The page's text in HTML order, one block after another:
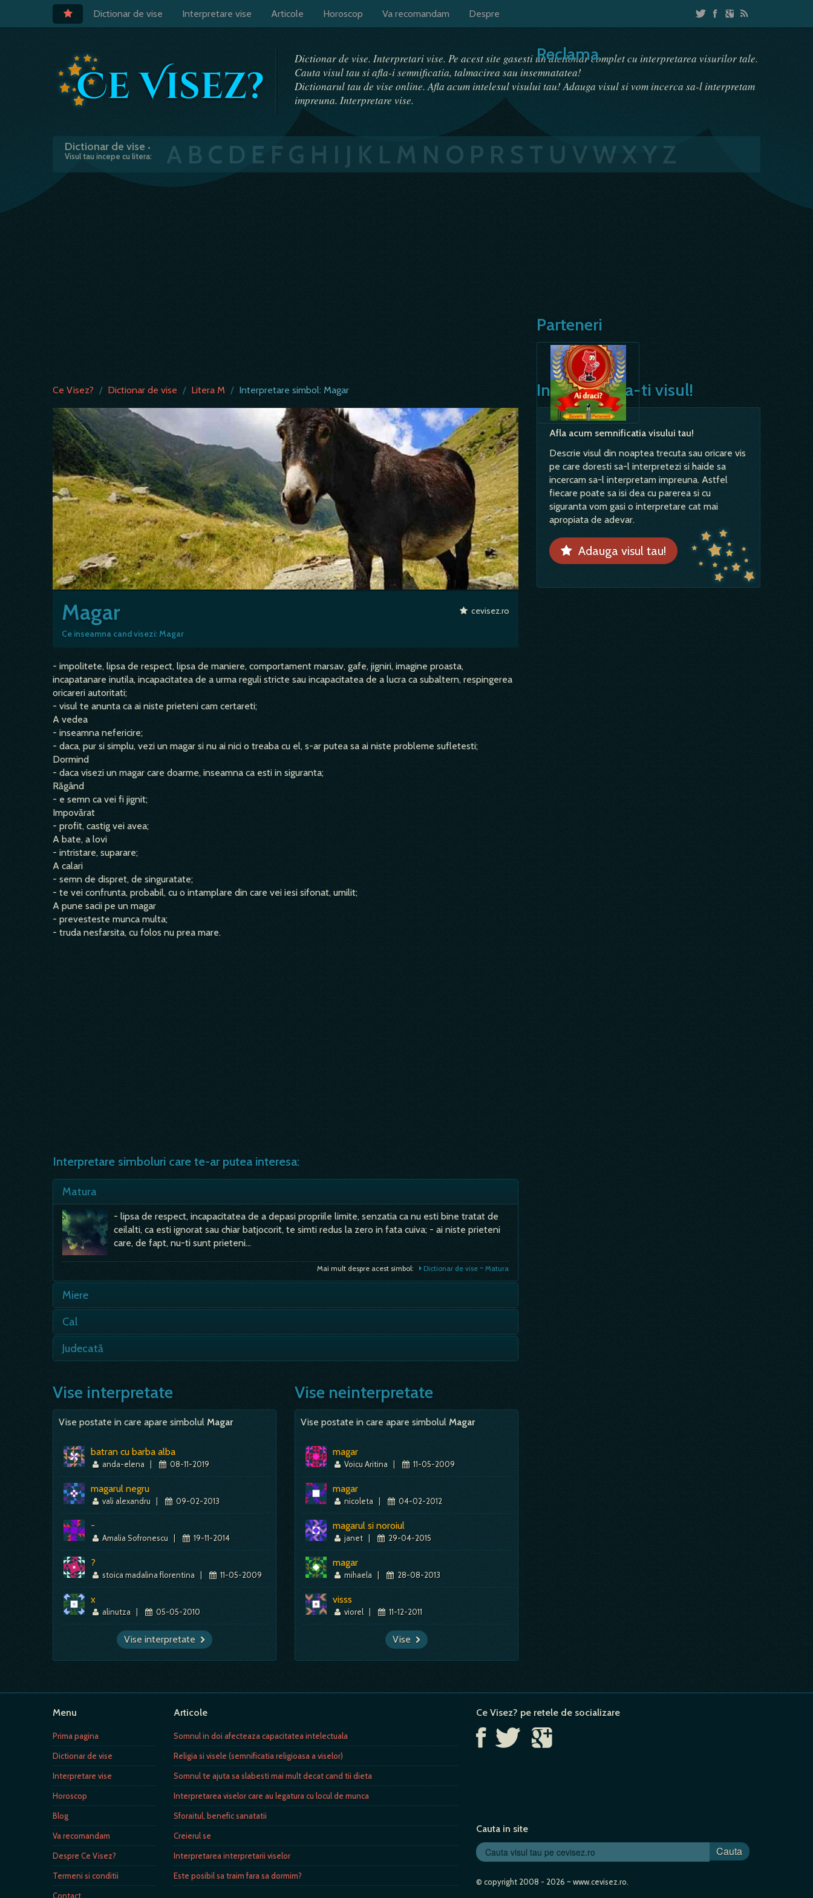
Dictionar de vise Interpretare vise Articole Horoscop Va recomandam Despre
Dictionar de vise. Interpretari vise. Pe acest site gasesti un dictionar complet cu interpretarea visurilor tale.
Cauta visul tau si afla-i semnificatia, talmacirea sau insemnatatea!
Dictionarul tau de vise online. Afla acum intelesul visului tau! Adauga visul si vom incerca sa-l interpretam
impreuna. Interpretare vise.
Dictionar de vise •
Visul tau incepe cu litera:
A B C D E F G H I J K L M N O P R S T U VW XY Z
Ce Visez? / Dictionar de vise / Litera M / Interpretare simbol: Magar
Magar
Ce inseamna cand visezi: Magar
cevisez.ro
- impolitete, lipsa de respect, lipsa de maniere, comportament marsav, gafe, jigniri, imagine proasta,
incapatanare inutila, incapacitatea de a urma reguli stricte sau incapacitatea de a lucra ca subaltern, respingerea
oricareri autoritati;
- visul te anunta ca ai niste prieteni cam certareti;
A vedea
- inseamna nefericire;
- daca, pur si simplu, vezi un magar si nu ai nici o treaba cu el, s-ar putea sa ai niste probleme sufletesti;
Dormind
- daca visezi un magar care doarme, inseamna ca esti in siguranta;
Răgând
- e semn ca vei fi jignit;
Impovărat
- profit, castig vei avea;
A bate, a lovi
- intristare, suparare;
A calari
- semn de dispret, de singuratate;
- te vei confrunta, probabil, cu o intamplare din care vei iesi sifonat, umilit;
A pune sacii pe un magar
- prevesteste munca multa;
- truda nesfarsita, cu folos nu prea mare.
Interpretare simboluri care te-ar putea interesa:
Matura
- lipsa de respect, incapacitatea de a depasi propriile limite, senzatia ca nu esti bine tratat de
ceilalti, ca esti ignorat sau chiar batjocorit, te simti redus la zero in fata cuiva; - ai niste prieteni
care, de fapt, nu-ti sunt prieteni…
Mai mult despre acest simbol: Dictionar de vise ~ Matura
Miere
mica, nici prea mare, nici prea indelunga, dar nici prea scurta; Mancand - iluzii, sperante desarte,
Cal
orizontul tau zilnic; deci, noi posibilitati de a te bucura; - prevestire a unei mari placeri; Alb - e
Mai mult despre acest simbol:
Judecată
probabil ca nu va fi, prea placuta; - e posibila o confruntare, din care s-ar putea sa iesi un pic
sifonat.…
Mai mult despre acest simbol: Dictionar de vise ~ Judecată
Vise interpretate
Vise postate in care apare simbolul Magar
batran cu barba alba
anda-elena | 08-11-2019
magarul negru
vali alexandru | 09-02-2013
-
Amalia Sofronescu | 19-11-2014
?
stoica madalina florentina | 11-05-2009
x
alinutza | 05-05-2010
Vise interpretate
Vise neinterpretate
Vise postate in care apare simbolul Magar
magar
Voicu Aritina | 11-05-2009
magar
nicoleta | 04-02-2012
magarul si noroiul
janet | 29-04-2015
magar
mihaela | 28-08-2013
visss
viorel | 11-12-2011
Vise
Interpreteaza-ti visul!
Afla acum semnificatia visului tau!
Descrie visul din noaptea trecuta sau oricare vis
pe care doresti sa-l interpretezi si haide sa
incercam sa-l interpretam impreuna. Astfel
fiecare poate sa isi dea cu parerea si cu
siguranta vom gasi o interpretare cat mai
apropiata de adevar.
Adauga visul tau!
Reclama
Parteneri
Menu
Prima pagina
Dictionar de vise
Interpretare vise
Horoscop
Blog
Va recomandam
Despre Ce Visez?
Termeni si conditii
Contact
Articole
Somnul in doi afecteaza capacitatea intelectuala
Religia si visele (semnificatia religioasa a viselor)
Somnul te ajuta sa slabesti mai mult decat cand tii dieta
Interpretarea viselor care au legatura cu locul de munca
Sforaitul, benefic sanatatii
Creierul se
Interpretarea interpretarii viselor
Este posibil sa traim fara sa dormim?
Ce Visez? pe retele de socializare
Cauta in site
Cauta
© copyright 2008 - 2026 ~ www.cevisez.ro.